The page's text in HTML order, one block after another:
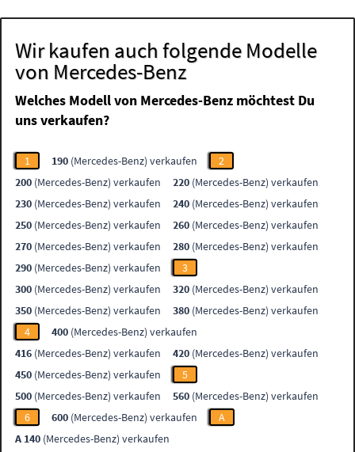
Wir kaufen auch folgende Modelle
von Mercedes-Benz
Welches Modell von Mercedes-Benz möchtest Du
uns verkaufen?
1 190 (Mercedes-Benz) verkaufen
2
200 (Mercedes-Benz) verkaufen 220 (Mercedes-Benz) verkaufen
230 (Mercedes-Benz) verkaufen 240 (Mercedes-Benz) verkaufen
250 (Mercedes-Benz) verkaufen 260 (Mercedes-Benz) verkaufen
270 (Mercedes-Benz) verkaufen 280 (Mercedes-Benz) verkaufen
290 (Mercedes-Benz) verkaufen
3
300 (Mercedes-Benz) verkaufen 320 (Mercedes-Benz) verkaufen
350 (Mercedes-Benz) verkaufen 380 (Mercedes-Benz) verkaufen
4
400 (Mercedes-Benz) verkaufen
416 (Mercedes-Benz) verkaufen 420 (Mercedes-Benz) verkaufen
450 (Mercedes-Benz) verkaufen
5
500 (Mercedes-Benz) verkaufen 560 (Mercedes-Benz) verkaufen
6
600 (Mercedes-Benz) verkaufen
A
A 140 (Mercedes-Benz) verkaufen